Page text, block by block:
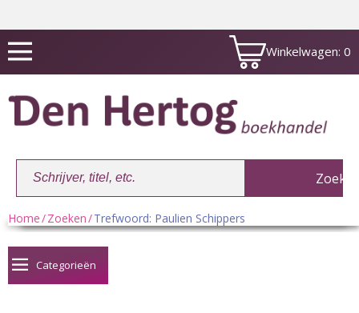
Winkelwagen: 0
Winkelwagen:0
Home/Zoeken/Trefwoord: Paulien Schippers
Categorieën